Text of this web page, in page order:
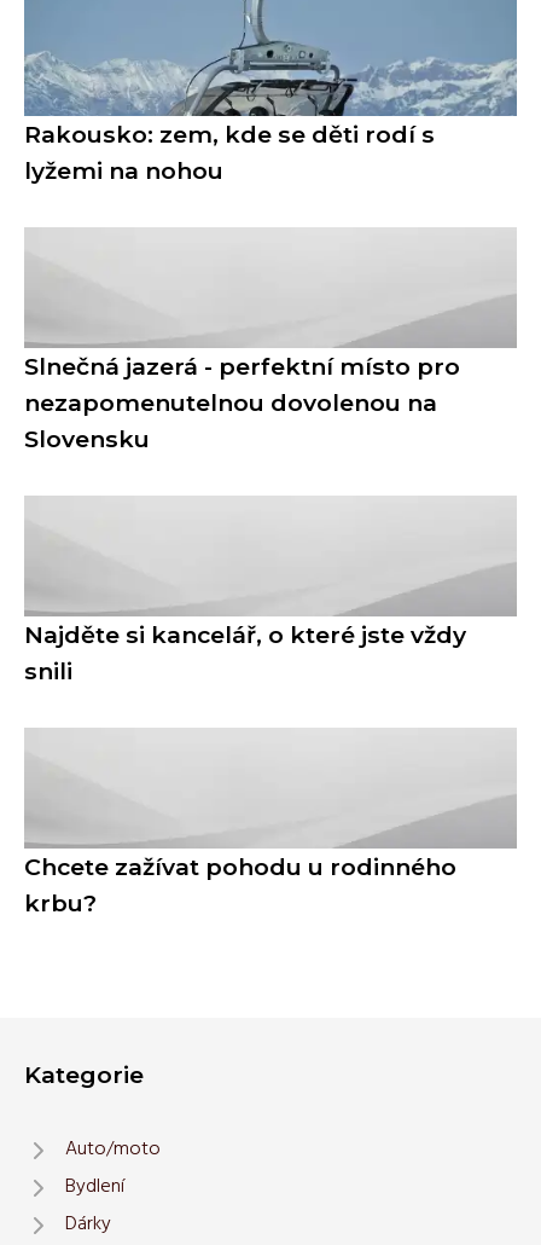
Rakousko: zem, kde se děti rodí s
lyžemi na nohou
Slnečná jazerá - perfektní místo pro
nezapomenutelnou dovolenou na
Slovensku
Najděte si kancelář, o které jste vždy
snili
Chcete zažívat pohodu u rodinného
krbu?
Kategorie
Auto/moto
Bydlení
Dárky